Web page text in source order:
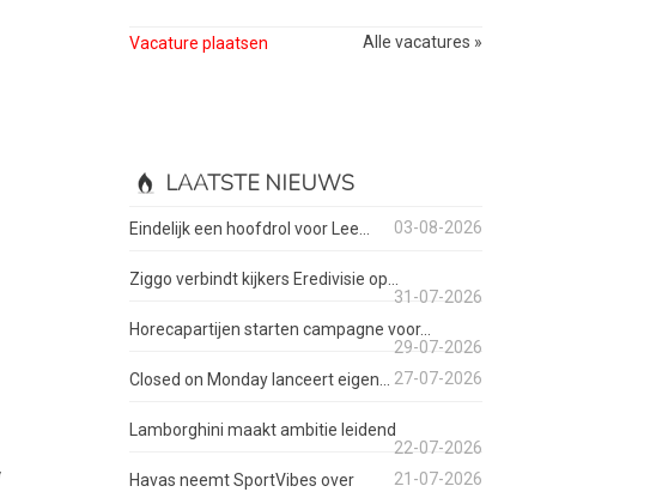
Vacature plaatsen Alle vacatures »
LAATSTE NIEUWS
Eindelijk een hoofdrol voor Lee... 03-08-2026
Ziggo verbindt kijkers Eredivisie op...
31-07-2026
Horecapartijen starten campagne voor...
29-07-2026
Closed on Monday lanceert eigen...
27-07-2026
Lamborghini maakt ambitie leidend
22-07-2026
Havas neemt SportVibes over
21-07-2026